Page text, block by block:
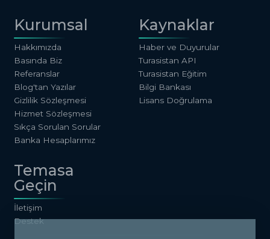
Kurumsal
Hakkımızda
Basında Biz
Referanslar
Blog'tan Yazılar
Gizlilik Sözleşmesi
Hizmet Sözleşmesi
Sıkça Sorulan Sorular
Banka Hesaplarımız
Kaynaklar
Haber ve Duyurular
Turasistan API
Turasistan Eğitim
Bilgi Bankası
Lisans Doğrulama
Temasa
Geçin
İletişim
Destek